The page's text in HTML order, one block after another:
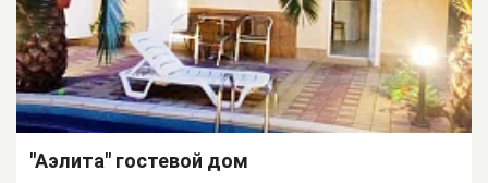
"Аэлита" гостевой дом